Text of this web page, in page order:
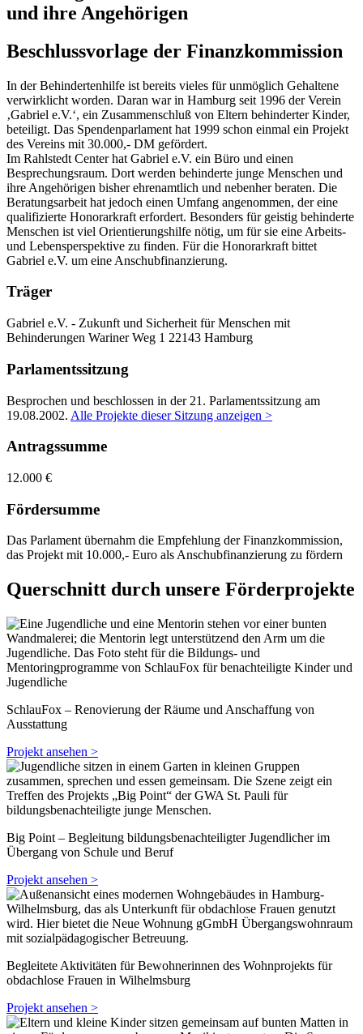
und ihre Angehörigen
Beschlussvorlage der Finanzkommission
In der Behindertenhilfe ist bereits vieles für unmöglich Gehaltene
verwirklicht worden. Daran war in Hamburg seit 1996 der Verein
‚Gabriel e.V.‘, ein Zusammenschluß von Eltern behinderter Kinder,
beteiligt. Das Spendenparlament hat 1999 schon einmal ein Projekt
des Vereins mit 30.000,- DM gefördert.
Im Rahlstedt Center hat Gabriel e.V. ein Büro und einen
Besprechungsraum. Dort werden behinderte junge Menschen und
ihre Angehörigen bisher ehrenamtlich und nebenher beraten. Die
Beratungsarbeit hat jedoch einen Umfang angenommen, der eine
qualifizierte Honorarkraft erfordert. Besonders für geistig behinderte
Menschen ist viel Orientierungshilfe nötig, um für sie eine Arbeits-
und Lebensperspektive zu finden. Für die Honorarkraft bittet
Gabriel e.V. um eine Anschubfinanzierung.
Träger
Gabriel e.V. - Zukunft und Sicherheit für Menschen mit
Behinderungen Wariner Weg 1 22143 Hamburg
Parlamentssitzung
Besprochen und beschlossen in der 21. Parlamentssitzung am
19.08.2002. Alle Projekte dieser Sitzung anzeigen >
Antragssumme
12.000 €
Fördersumme
Das Parlament übernahm die Empfehlung der Finanzkommission,
das Projekt mit 10.000,- Euro als Anschubfinanzierung zu fördern
Querschnitt durch unsere Förderprojekte
SchlauFox – Renovierung der Räume und Anschaffung von
Ausstattung
Projekt ansehen >
Big Point – Begleitung bildungsbenachteiligter Jugendlicher im
Übergang von Schule und Beruf
Projekt ansehen >
Begleitete Aktivitäten für Bewohnerinnen des Wohnprojekts für
obdachlose Frauen in Wilhelmsburg
Projekt ansehen >